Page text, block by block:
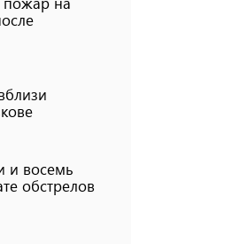
и восемь
обстрелов